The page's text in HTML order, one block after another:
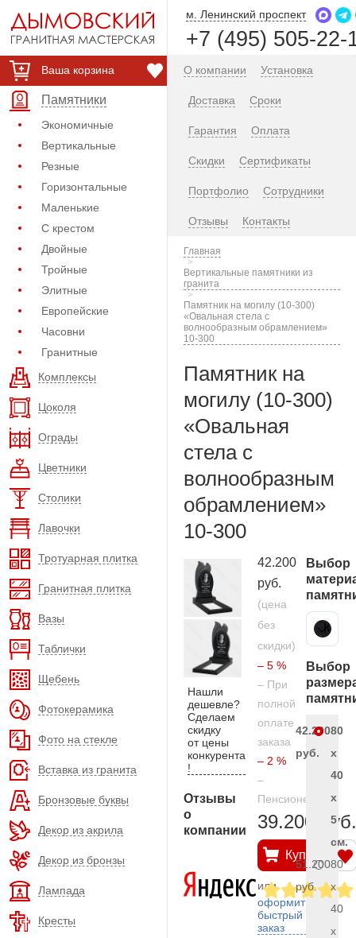
Ваша корзина
Памятники
Экономичные
Вертикальные
Резные
Горизонтальные
Маленькие
С крестом
Двойные
Тройные
Элитные
Европейские
Часовни
Гранитные
Комплексы
Цоколя
Ограды
Цветники
Столики
Лавочки
Тротуарная плитка
Гранитная плитка
Вазы
Таблички
Щебень
Фотокерамика
Фото на стекле
Вставка из гранита
Бронзовые буквы
Декор из акрила
Декор из бронзы
Лампада
Кресты
м. Ленинский проспект
+7 (495) 505-22-
О компании Установка
Доставка Сроки
Гарантия Оплата
Скидки Сертификаты
Портфолио Сотрудники
Отзывы Контакты
Главная
Вертикальные памятники из
гранита
Памятник на могилу (10-300)
«Овальная стела с
волнообразным обрамлением»
10-300
Памятник на
могилу (10-300)
«Овальная
стела с
волнообразным
обрамлением»
10-300
Нашли
дешевле?
Сделаем
скидку
от цены
конкурента
!
Отзывы
о
компании
42.200
руб.
(цена
без
скидки)
– 5 %
– При
полной
оплате
заказа
– 2 %
–
Пенсионерам
39.200 руб.
Купить
или
оформить
быстрый
заказ
Выбор
Карельский гранит
Выбор
42.200
руб.
80
x
40
x
5
см.
51.200
руб.
80
x
40
x